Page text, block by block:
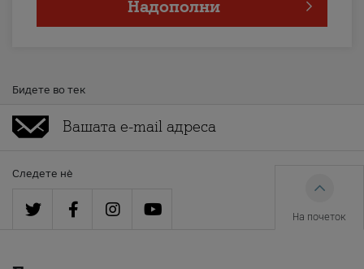
Надополни
Бидете во тек
Следете нè
На почеток